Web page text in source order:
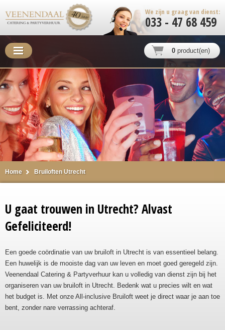
We zijn u graag van dienst:
033 - 47 68 459
0 product(en)
Home Bruiloften Utrecht
U gaat trouwen in Utrecht? Alvast
Gefeliciteerd!
Een goede coördinatie van uw bruiloft in Utrecht is van essentieel belang.
Een huwelijk is de mooiste dag van uw leven en moet goed geregeld zijn.
Veenendaal Catering & Partyverhuur kan u volledig van dienst zijn bij het
organiseren van uw bruiloft in Utrecht. Bedenk wat u precies wilt en wat
het budget is. Met onze All-inclusive Bruiloft weet je direct waar je aan toe
bent, zonder nare verrassing achteraf.